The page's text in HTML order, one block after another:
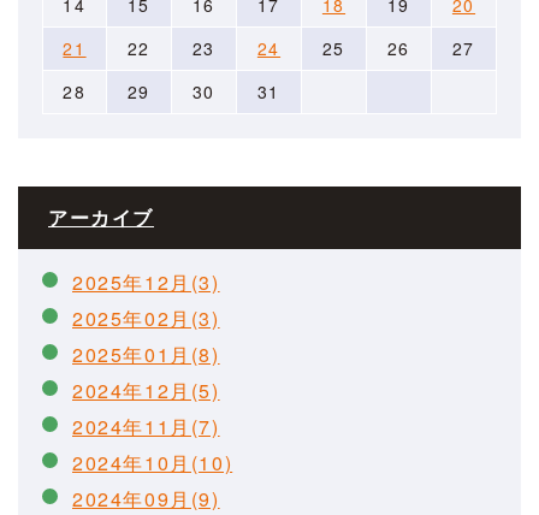
14 15 16 17 18 19
20
21
22 23 24 25 26
27
28
29 30 31
アーカイブ
2025年12月(3)
2025年02月(3)
2025年01月(8)
2024年12月(5)
2024年11月(7)
2024年10月(10)
2024年09月(9)